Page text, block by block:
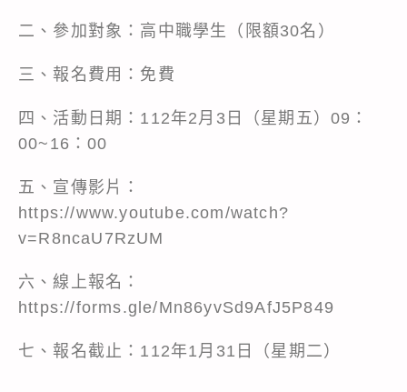
二、參加對象：高中職學生（限額30名）
三、報名費用：免費
四、活動日期：112年2月3日（星期五）09：
00~16：00
五、宣傳影片：​
https://www.youtube.com/watch?
v=R8ncaU7RzUM
六、線上報名：
https://forms.gle/Mn86yvSd9AfJ5P849
七、報名截止：112年1月31日（星期二）